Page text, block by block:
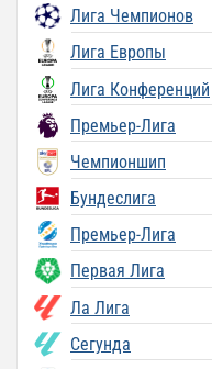
Лига Чемпионов
Лига Европы
Лига Конференций
Премьер-Лига
Чемпионшип
Бундеслига
Премьер-Лига
Первая Лига
Ла Лига
Сегунда